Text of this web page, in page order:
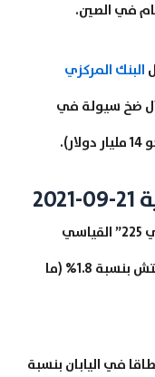
في الصين.
البنك المركزي
ضخ سيولة في
وعلى صعيد التداولات، تراجع مؤشر “نيكي 225” القياسي
الياباني بحلول الساعة 2:10 بتوقيت جرينتش بنسبة 1.8% (ما
في اليابان بنسبة